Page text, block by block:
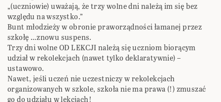
„(uczniowie) uważają, że trzy wolne dni należą im się bez
względu na wszystko.”
Bunt młodzieży w obronie praworządności łamanej przez
szkołę …znowu suspens.
Trzy dni wolne OD LEKCJI należą się uczniom biorącym
udział w rekolekcjach (nawet tylko deklaratywnie) –
ustawowo.
Nawet, jeśli uczeń nie uczestniczy w rekolekcjach
organizowanych w szkole, szkoła nie ma prawa (!) zmuszać
go do udziału w lekcjach!